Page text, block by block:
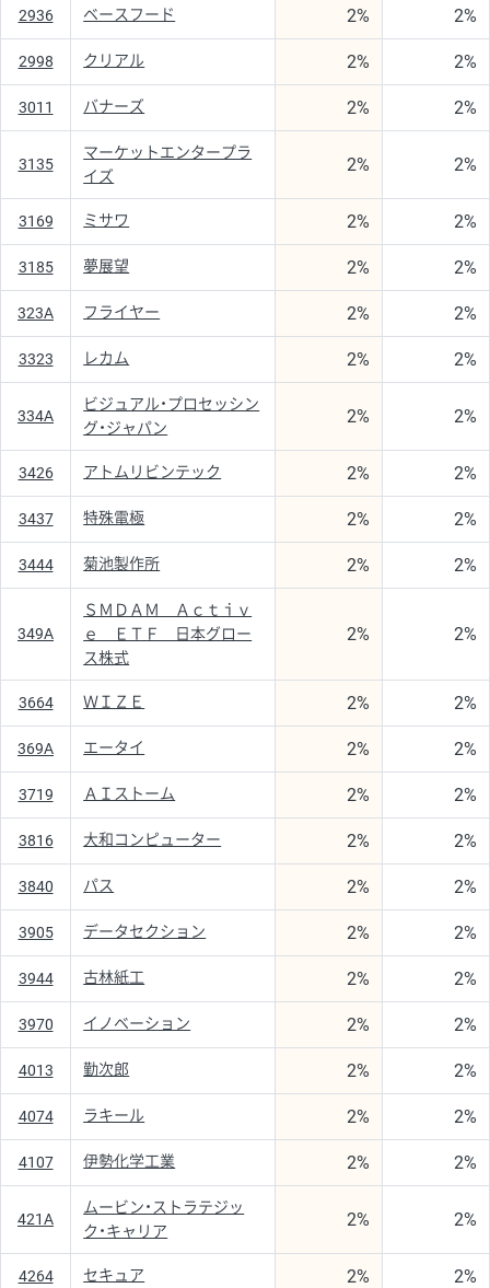
2936 ベースフード 2% 2%
2998 クリアル 2% 2%
3011 バナーズ 2% 2%
3135
マーケットエンタープラ
イズ
2% 2%
3169 ミサワ 2% 2%
3185 夢展望 2% 2%
323A フライヤー 2% 2%
3323 レカム 2% 2%
334A
ビジュアル・プロセッシン
グ・ジャパン
2% 2%
3426 アトムリビンテック 2% 2%
3437 特殊電極 2% 2%
3444 菊池製作所 2% 2%
349A
ＳＭＤＡＭ Ａｃｔｉｖ
ｅ ＥＴＦ 日本グロー
ス株式
2% 2%
3664 ＷＩＺＥ 2% 2%
369A エータイ 2% 2%
3719 ＡＩストーム 2% 2%
3816 大和コンピューター 2% 2%
3840 パス 2% 2%
3905 データセクション 2% 2%
3944 古林紙工 2% 2%
3970 イノベーション 2% 2%
4013 勤次郎 2% 2%
4074 ラキール 2% 2%
4107 伊勢化学工業 2% 2%
421A
ムービン・ストラテジッ
ク・キャリア
2% 2%
4264 セキュア 2% 2%